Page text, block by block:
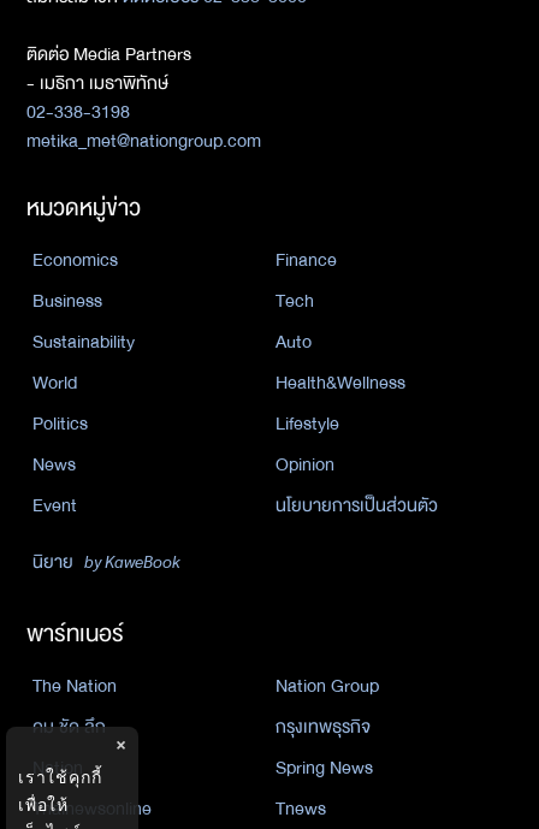
ติดต่อ Media Partners
- เมธิกา เมธาพิทักษ์
02-338-3198
metika_met@nationgroup.com
หมวดหมู่ข่าว
Economics
Finance
Business
Tech
Sustainability
Auto
World
Health&Wellness
Politics
Lifestyle
News
Opinion
Event
นโยบายการเป็นส่วนตัว
นิยาย by KaweBook
พาร์ทเนอร์
The Nation
Nation Group
คม ชัด ลึก
กรุงเทพธุรกิจ
Nation
Spring News
Thainewsonline
Tnews
×
เราใช้คุกกี้
เพื่อให้